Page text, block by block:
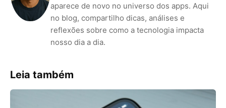
aparece de novo no universo dos apps. Aqui
no blog, compartilho dicas, análises e
reflexões sobre como a tecnologia impacta
nosso dia a dia.
Leia também